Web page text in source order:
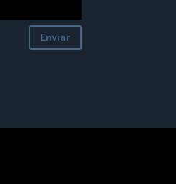
Enviar